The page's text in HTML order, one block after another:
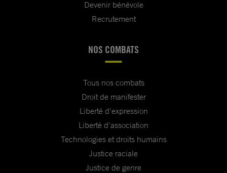
Devenir bénévole
Recrutement
NOS COMBATS
Tous nos combats
Droit de manifester
Liberté d'expression
Liberté d'association
Technologies et droits humains
Justice raciale
Justice de genre